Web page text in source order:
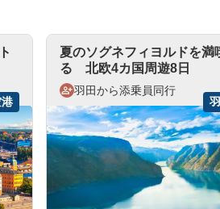
夏のソグネフィヨルドを満
る 北欧4カ国周遊8日
羽田から添乗員同行